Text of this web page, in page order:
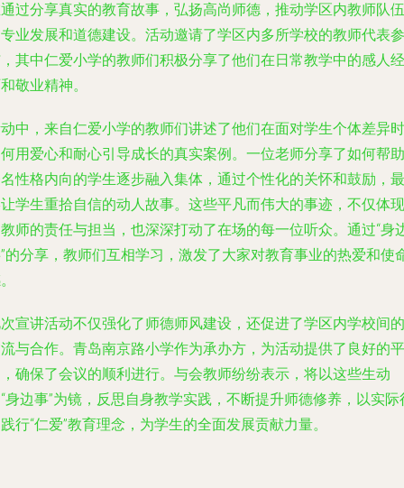
过分享真实的教育故事，弘扬高尚师德，推动学区内教师队伍
业发展和道德建设。活动邀请了学区内多所学校的教师代表参
其中仁爱小学的教师们积极分享了他们在日常教学中的感人经
敬业精神。
中，来自仁爱小学的教师们讲述了他们在面对学生个体差异时
用爱心和耐心引导成长的真实案例。一位老师分享了如何帮助
性格内向的学生逐步融入集体，通过个性化的关怀和鼓励，最
学生重拾自信的动人故事。这些平凡而伟大的事迹，不仅体现
师的责任与担当，也深深打动了在场的每一位听众。通过“身
的分享，教师们互相学习，激发了大家对教育事业的热爱和使
宣讲活动不仅强化了师德师风建设，还促进了学区内学校间的
与合作。青岛南京路小学作为承办方，为活动提供了良好的平
确保了会议的顺利进行。与会教师纷纷表示，将以这些生动
身边事”为镜，反思自身教学实践，不断提升师德修养，以实际
行“仁爱”教育理念，为学生的全面发展贡献力量。